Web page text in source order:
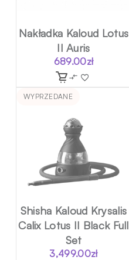
Nakładka Kaloud Lotus
II Auris
689.00zł
WYPRZEDANE
Shisha Kaloud Krysalis
Calix Lotus II Black Full
Set
3,499.00zł